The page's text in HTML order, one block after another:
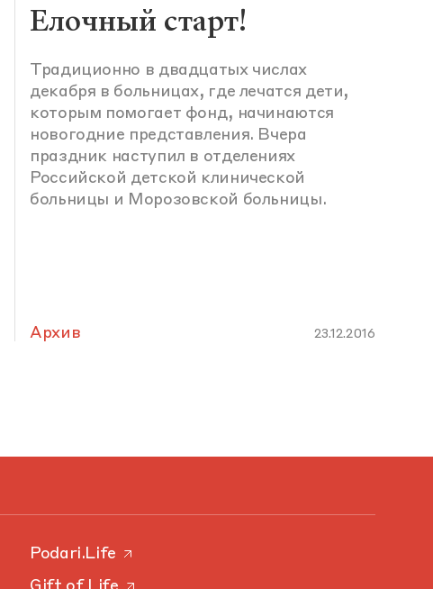
Елочный старт!
Традиционно в двадцатых числах
декабря в больницах, где лечатся дети,
которым помогает фонд, начинаются
новогодние представления. Вчера
праздник наступил в отделениях
Российской детской клинической
больницы и Морозовской больницы.
Архив 23.12.2016
Podari.Life